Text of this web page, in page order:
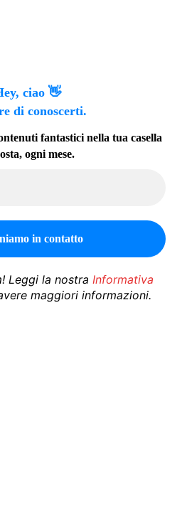
ciao 👋
di conoscerti.
fantastici nella tua casella
ogni mese.
Leggi la nostra Informativa
maggiori informazioni.